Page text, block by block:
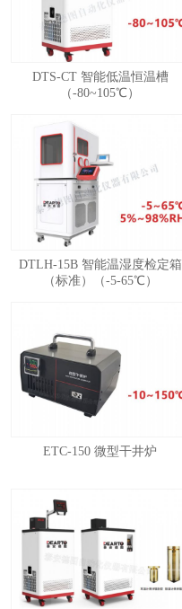
DTS-CT 智能低温恒温槽
（-80~105℃）
DTLH-15B 智能温湿度检定箱
（标准）（-5-65℃）
ETC-150 微型干井炉